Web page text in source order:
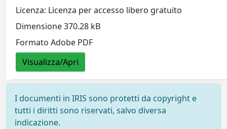
Licenza: Licenza per accesso libero gratuito
Dimensione 370.28 kB
Formato Adobe PDF
Visualizza/Apri
I documenti in IRIS sono protetti da copyright e
tutti i diritti sono riservati, salvo diversa
indicazione.